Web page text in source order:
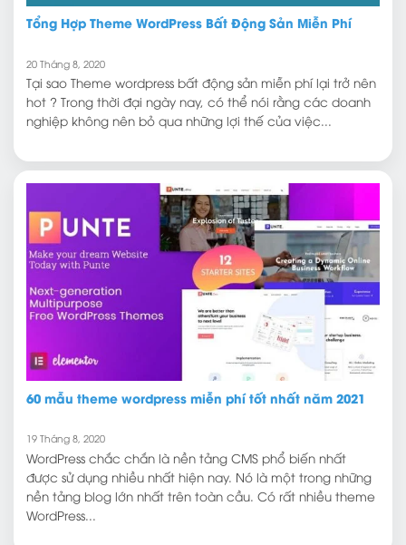
Tổng Hợp Theme WordPress Bất Động Sản Miễn Phí
20 Tháng 8, 2020
Tại sao Theme wordpress bất động sản miễn phí lại trở nên
hot ? Trong thời đại ngày nay, có thể nói rằng các doanh
nghiệp không nên bỏ qua những lợi thế của việc...
60 mẫu theme wordpress miễn phí tốt nhất năm 2021
19 Tháng 8, 2020
WordPress chắc chắn là nền tảng CMS phổ biến nhất
được sử dụng nhiều nhất hiện nay. Nó là một trong những
nền tảng blog lớn nhất trên toàn cầu. Có rất nhiều theme
WordPress...